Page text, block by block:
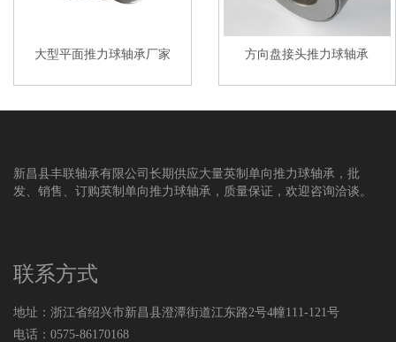
大型平面推力球轴承厂家 方向盘接头推力球轴承
新昌县丰联轴承有限公司长期供应大量英制单向推力球轴承，批
发、销售、订购英制单向推力球轴承，质量保证，欢迎咨询洽谈。
联系方式
地址：浙江省绍兴市新昌县澄潭街道江东路2号4幢111-121号
电话：0575-86170168